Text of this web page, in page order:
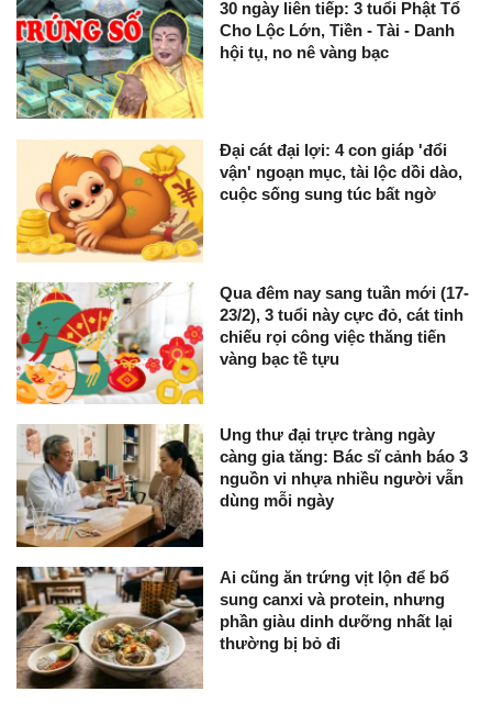
30 ngày liên tiếp: 3 tuổi Phật Tổ
Cho Lộc Lớn, Tiền - Tài - Danh
hội tụ, no nê vàng bạc
Đại cát đại lợi: 4 con giáp 'đổi
vận' ngoạn mục, tài lộc dồi dào,
cuộc sống sung túc bất ngờ
Qua đêm nay sang tuần mới (17-
23/2), 3 tuổi này cực đỏ, cát tinh
chiếu rọi công việc thăng tiến
vàng bạc tề tựu
Ung thư đại trực tràng ngày
càng gia tăng: Bác sĩ cảnh báo 3
nguồn vi nhựa nhiều người vẫn
dùng mỗi ngày
Ai cũng ăn trứng vịt lộn để bổ
sung canxi và protein, nhưng
phần giàu dinh dưỡng nhất lại
thường bị bỏ đi